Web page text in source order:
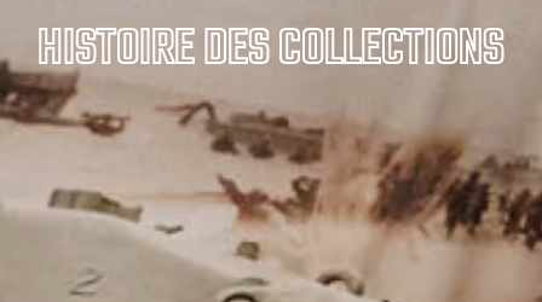
HISTOIRE DES COLLECTIONS